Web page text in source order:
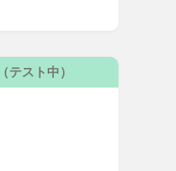
テスト中）